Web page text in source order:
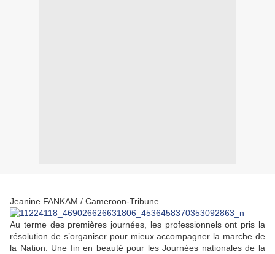
Jeanine FANKAM / Cameroon-Tribune
Au terme des premières journées, les professionnels ont pris la
résolution de s’organiser pour mieux accompagner la marche de
la Nation. Une fin en beauté pour les Journées nationales de la